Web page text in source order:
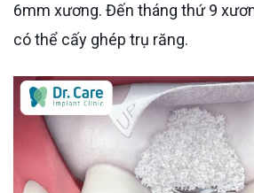
6mm xương. Đến tháng thứ 9
có thể cấy ghép trụ răng.